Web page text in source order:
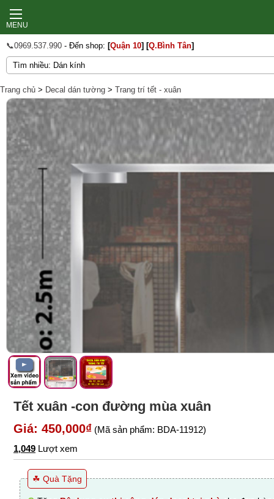
MENU
📞0969.537.990 - Đến shop: [Quận 10] [Q.Bình Tân]
Trang chủ > Decal dán tường > Trang trí tết - xuân
Tết xuân -con đường mùa xuân
Giá: 450,000₫ (Mã sản phẩm: BDA-11912)
1,049 Lượt xem
☘ Quà Tặng